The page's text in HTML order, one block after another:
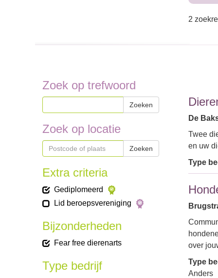
2
Zoek op trefwoord
Zoeken
Zoek op locatie
Zoeken
Extra criteria
Gediplomeerd
Lid beroepsvereniging
Bijzonderheden
Fear free dierenarts
Type bedrijf
De
Twee
en uw
Type
over
Type
Anders